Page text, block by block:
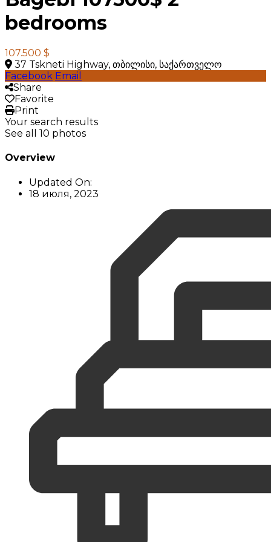
bedrooms
107.500 $
37 Tskneti Highway, თბილისი, საქართველო
Facebook Email
Share
Favorite
Print
Your search results
See all 10 photos
Overview
Updated On:
18 июля, 2023